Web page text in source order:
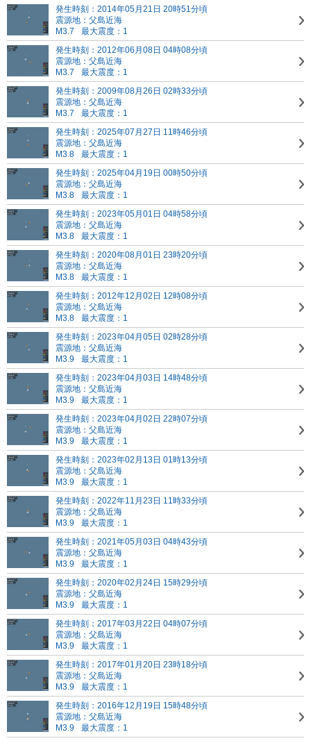
発生時刻：2014年05月21日 20時51分頃
震源地：父島近海
M3.7
最大震度：1
発生時刻：2012年06月08日 04時08分頃
震源地：父島近海
M3.7
最大震度：1
発生時刻：2009年08月26日 02時33分頃
震源地：父島近海
M3.7
最大震度：1
発生時刻：2025年07月27日 11時46分頃
震源地：父島近海
M3.8
最大震度：1
発生時刻：2025年04月19日 00時50分頃
震源地：父島近海
M3.8
最大震度：1
発生時刻：2023年05月01日 04時58分頃
震源地：父島近海
M3.8
最大震度：1
発生時刻：2020年08月01日 23時20分頃
震源地：父島近海
M3.8
最大震度：1
発生時刻：2012年12月02日 12時08分頃
震源地：父島近海
M3.8
最大震度：1
発生時刻：2023年04月05日 02時28分頃
震源地：父島近海
M3.9
最大震度：1
発生時刻：2023年04月03日 14時48分頃
震源地：父島近海
M3.9
最大震度：1
発生時刻：2023年04月02日 22時07分頃
震源地：父島近海
M3.9
最大震度：1
発生時刻：2023年02月13日 01時13分頃
震源地：父島近海
M3.9
最大震度：1
発生時刻：2022年11月23日 11時33分頃
震源地：父島近海
M3.9
最大震度：1
発生時刻：2021年05月03日 04時43分頃
震源地：父島近海
M3.9
最大震度：1
発生時刻：2020年02月24日 15時29分頃
震源地：父島近海
M3.9
最大震度：1
発生時刻：2017年03月22日 04時07分頃
震源地：父島近海
M3.9
最大震度：1
発生時刻：2017年01月20日 23時18分頃
震源地：父島近海
M3.9
最大震度：1
発生時刻：2016年12月19日 15時48分頃
震源地：父島近海
M3.9
最大震度：1